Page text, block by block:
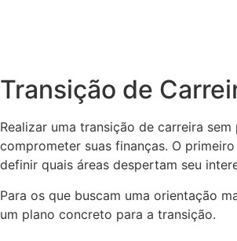
Transição de
Realizar uma transição de carreira
comprometer suas finanças. O
definir quais áreas despertam seu
Para os que buscam uma orientação
um plano concreto para a transição.